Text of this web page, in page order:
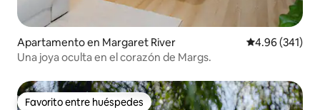
Apartamento en Margaret River Calificación
4.96 (341)
Una joya oculta en el corazón de Margs.
Favorito entre huéspedes